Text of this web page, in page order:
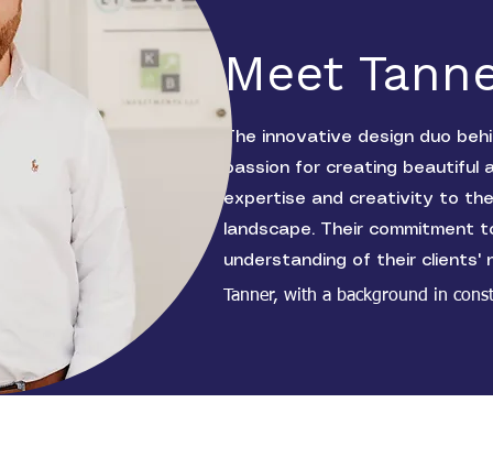
Meet
The innovative design duo
passion for creating beautiful
expertise and creativity to the
landscape. Their
understanding of their clients'
Tanner, with a background in